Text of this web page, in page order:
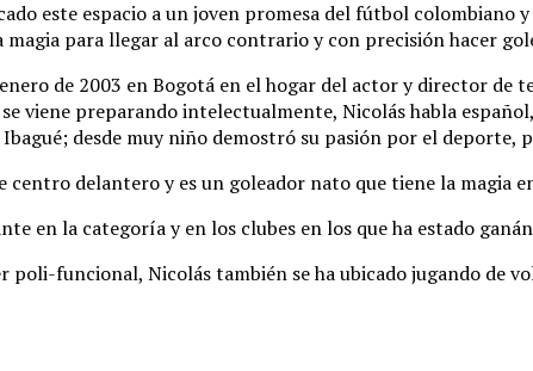
este espacio a un joven promesa del fútbol colombiano
para llegar al arco contrario y con precisión hacer
de 2003 en Bogotá en el hogar del actor y director de
viene preparando intelectualmente, Nicolás habla
desde muy niño demostró su pasión por el
centro delantero y es un goleador nato que tiene la magia
en la categoría y en los clubes en los que ha estado
poli-funcional, Nicolás también se ha ubicado jugando de